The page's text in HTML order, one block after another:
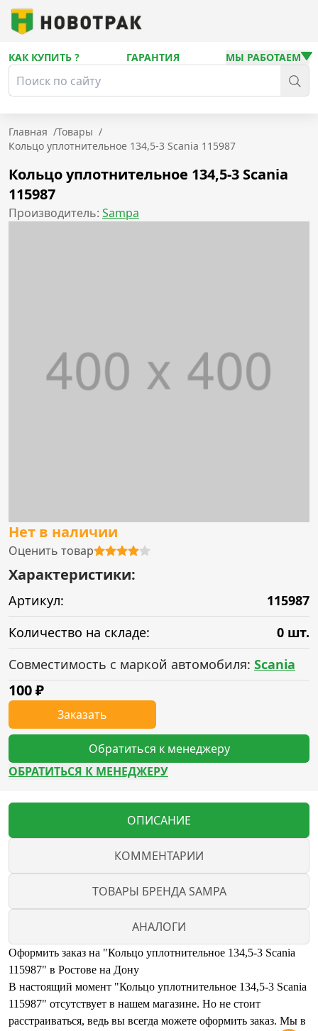
КАК КУПИТЬ ? ГАРАНТИЯ МЫ РАБОТАЕМ
Главная /Товары /
Кольцо уплотнительное 134,5-3 Scania 115987
Кольцо уплотнительное 134,5-3 Scania
115987
Производитель: Sampa
Нет в наличии
Оценить товар
Характеристики:
Артикул:
115987
Количество на складе:
0 шт.
Совместимость с маркой автомобиля: Scania
100₽
Заказать
Обратиться к менеджеру
ОБРАТИТЬСЯ К МЕНЕДЖЕРУ
ОПИСАНИЕ
КОММЕНТАРИИ
ТОВАРЫ БРЕНДА SAMPA
АНАЛОГИ
Оформить заказ на "Кольцо уплотнительное 134,5-3 Scania
115987" в Ростове на Дону
В настоящий момент "Кольцо уплотнительное 134,5-3 Scania
115987" отсутствует в нашем магазине. Но не стоит
расстраиваться, ведь вы всегда можете оформить заказ. Мы в